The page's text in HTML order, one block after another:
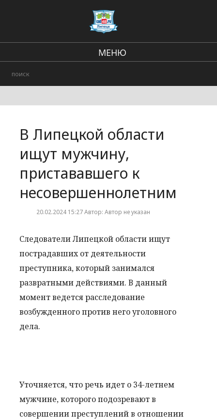
МЕНЮ
Городские события
В Липецкой области
ищут мужчину,
пристававшего к
несовершеннолетним
20.02.2024 15:27 Автор: Автор не указан
Следователи Липецкой области ищут
пострадавших от деятельности
преступника, который занимался
развратными действиями. В данный
момент ведется расследование
возбужденного против него уголовного
дела.
Уточняется, что речь идет о 34-летнем
мужчине, которого подозревают в
совершении преступлений в отношении